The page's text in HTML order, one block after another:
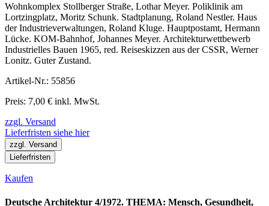
Wohnkomplex Stollberger Straße, Lothar Meyer. Poliklinik am
Lortzingplatz, Moritz Schunk. Stadtplanung, Roland Nestler. Haus
der Industrieverwaltungen, Roland Kluge. Hauptpostamt, Hermann
Lücke. KOM-Bahnhof, Johannes Meyer. Architekturwettbewerb
Industrielles Bauen 1965, red. Reiseskizzen aus der CSSR, Werner
Lonitz. Guter Zustand.
Artikel-Nr.: 55856
Preis: 7,00 € inkl. MwSt.
zzgl. Versand
Lieferfristen siehe hier
zzgl. Versand
Lieferfristen
Kaufen
Deutsche Architektur 4/1972. THEMA: Mensch, Gesundheit,